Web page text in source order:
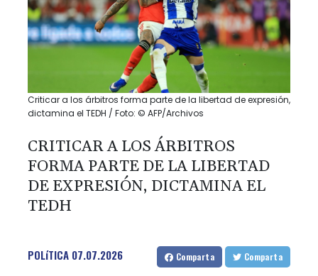
Criticar a los árbitros forma parte de la libertad de expresión,
dictamina el TEDH / Foto: © AFP/Archivos
CRITICAR A LOS ÁRBITROS
FORMA PARTE DE LA LIBERTAD
DE EXPRESIÓN, DICTAMINA EL
TEDH
POLíTICA 07.07.2026 Comparta Comparta